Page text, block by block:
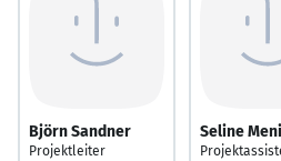
Björn Sandner
Projektleiter
Seline